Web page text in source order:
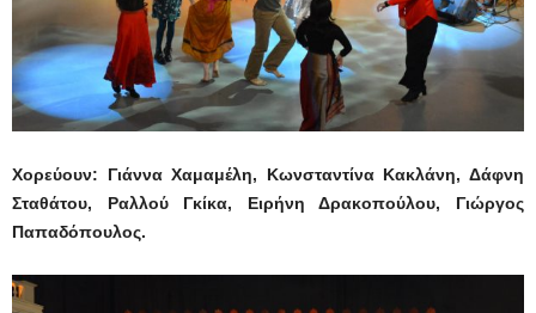
Χορεύουν: Γιάννα Χαμαμέλη, Κωνσταντίνα Κακλάνη, Δάφνη
Σταθάτου, Ραλλού Γκίκα, Ειρήνη Δρακοπούλου, Γιώργος
Παπαδόπουλος.